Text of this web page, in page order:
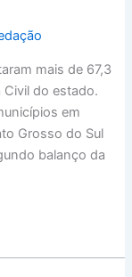
mais de 67,3
do estado.
em
Grosso do Sul
balanço da